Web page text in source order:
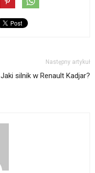
Następny artykuł
Jaki silnik w Renault Kadjar?